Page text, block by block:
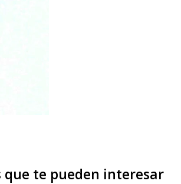
que te pueden interesar